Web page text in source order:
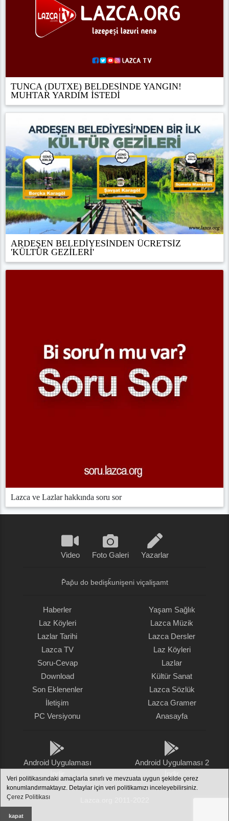
Veri politikasındaki amaçlarla sınırlı ve mevzuata uygun şekilde çerez
konumlandırmaktayız. Detaylar için veri politikamızı inceleyebilirsiniz.
Çerez Politikası
kapat
TUNCA (DUTXE) BELDESİNDE YANGIN!
MUHTAR YARDIM İSTEDİ
ARDEŞEN BELEDİYESİNDEN ÜCRETSİZ
'KÜLTÜR GEZİLERİ'
Lazca ve Lazlar hakkında soru sor
Video Foto Galeri Yazarlar
P̌ap̌u do bedişǩunişeni viçalişamt
Haberler
Laz Köyleri
Lazlar Tarihi
Lazca TV
Soru-Cevap
Download
Son Eklenenler
İletişim
PC Versiyonu
Yaşam Sağlık
Lazca Müzik
Lazca Dersler
Laz Köyleri
Lazlar
Kültür Sanat
Lazca Sözlük
Lazca Gramer
Anasayfa
Android Uygulaması
Android Uygulaması 2